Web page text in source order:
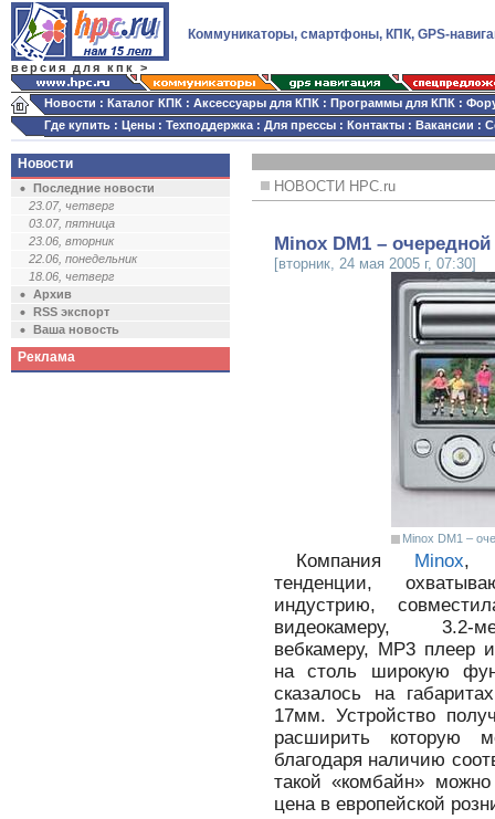
версия для кпк >
Коммуникаторы, смартфоны, КПК, GPS-
Новости : Каталог КПК : Аксессуары для КПК : Программы для КПК :
Где купить : Цены : Техподдержка : Для прессы : Контакты : Вакансии :
Новости
Последние новости
23.07, четверг
03.07, пятница
23.06, вторник
22.06, понедельник
18.06, четверг
Архив
RSS экспорт
Ваша новость
Реклама
НОВОСТИ HPC.ru
Minox DM1 –
[вторник, 24 мая 2005 г, 07:30]
Minox DM1 –
Компания Minox,
тенденции,
индустрию,
видеокамеру, 3.2-
вебкамеру, MP3 плеер
на столь широкую
сказалось на
17мм. Устройство
расширить которую
благодаря наличию
такой «комбайн»
цена в европейской